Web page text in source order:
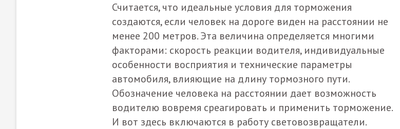
Считается, что идеальные условия для торможения
создаются, если человек на дороге виден на расстоянии не
менее 200 метров. Эта величина определяется многими
факторами: скорость реакции водителя, индивидуальные
особенности восприятия и технические параметры
автомобиля, влияющие на длину тормозного пути.
Обозначение человека на расстоянии дает возможность
водителю вовремя среагировать и применить торможение.
И вот здесь включаются в работу световозвращатели.